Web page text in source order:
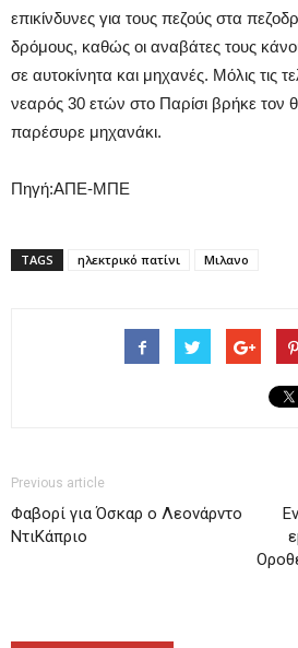
επικίνδυνες για τους πεζούς στα
δρόμους, καθώς οι αναβάτες τους
σε αυτοκίνητα και μηχανές. Μόλις τις
νεαρός 30 ετών στο Παρίσι βρήκε τον
παρέσυρε μηχανάκι.
Πηγή:ΑΠΕ-ΜΠΕ
TAGS ηλεκτρικό πατίνι Μιλανο
Previous article
Φαβορί για Όσκαρ ο Λεονάρντο
ΝτιΚάπριο